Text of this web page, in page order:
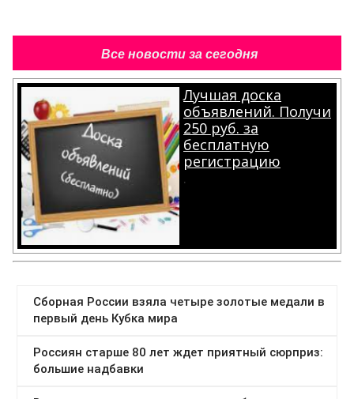
объявлений. Получи
250 руб. за
бесплатную
регистрацию
.